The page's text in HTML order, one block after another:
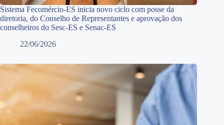
Sistema Fecomércio-ES inicia novo ciclo com posse da
diretoria, do Conselho de Representantes e aprovação dos
conselheiros do Sesc-ES e Senac-ES
22/06/2026